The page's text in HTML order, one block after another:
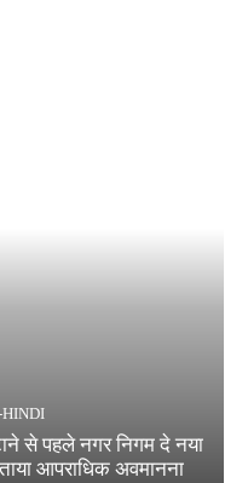
से पहले नगर निगम दे नया
आपराधिक अवमानना